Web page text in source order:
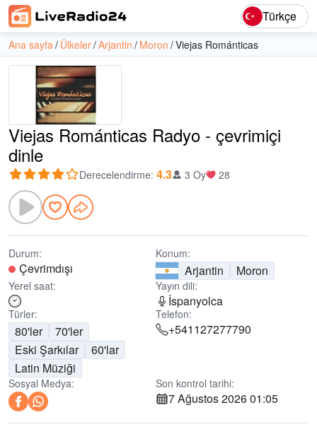
Türkçe
Ana sayfa Ülkeler Arjantin Moron Viejas Románticas
Viejas Románticas Radyo - çevrimiçi
dinle
Derecelendirme: 4.3 3 Oy 28
Durum:
Çevrimdışı
Konum:
Arjantin Moron
Yerel saat: Yayın dili:
İspanyolca
Türler:
80'ler
70'ler
Eski Şarkılar
60'lar
Latin Müziği
Telefon:
+541127277790
Sosyal Medya: Son kontrol tarihi:
7 Ağustos 2026 01:05